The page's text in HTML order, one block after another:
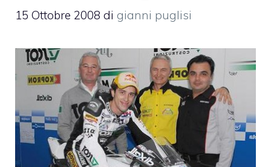
15 Ottobre 2008 di gianni puglisi